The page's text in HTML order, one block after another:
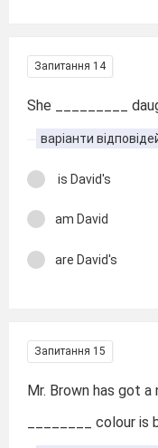
Запитання 14
She _________
варіанти
is David's
am David
are David's
Запитання 15
Mr. Brown has got a
________ colour is